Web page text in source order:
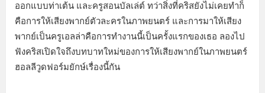
ออกแบบท่าเต้น และครูสอนบัลเล่ต์ ทว่าสิ่งที่คริสยังไม่เคยทำก็
คือการให้เสียงพากย์ตัวละครในภาพยนตร์ และการมาให้เสียง
พากย์เป็นครูเอลล่าคือการทำงานนี้เป็นครั้งแรกของเธอ ลองไป
ฟังคริสเปิดใจถึงบทบาทใหม่ของการให้เสียงพากย์ในภาพยนตร์
ฮอลลีวูดฟอร์มยักษ์เรื่องนี้กัน